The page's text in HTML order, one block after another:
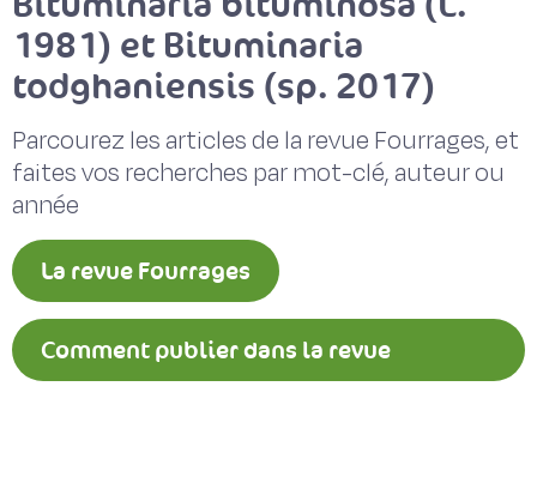
1981) et Bituminaria
todghaniensis (sp. 2017)
Parcourez les articles de la revue Fourrages, et
faites vos recherches par mot-clé, auteur ou
année
La revue Fourrages
Comment publier dans la revue